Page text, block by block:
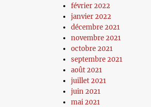
février 2022
janvier 2022
décembre 2021
novembre 2021
octobre 2021
septembre 2021
août 2021
juillet 2021
juin 2021
mai 2021